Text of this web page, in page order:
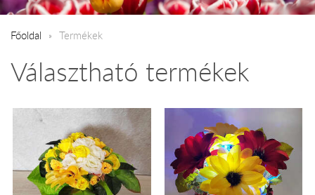
Főoldal Termékek
Választható termékek